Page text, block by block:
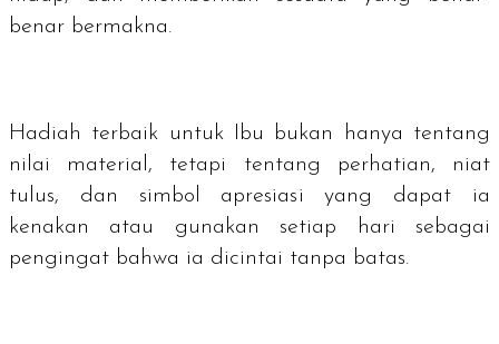
benar bermakna.
Hadiah terbaik untuk Ibu bukan hanya tentang
nilai material, tetapi tentang perhatian, niat
tulus, dan simbol apresiasi yang dapat ia
kenakan atau gunakan setiap hari sebagai
pengingat bahwa ia dicintai tanpa batas.